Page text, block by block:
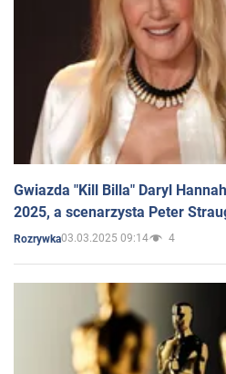
Gwiazda "Kill Billa" Daryl
2025, a scenarzysta Peter
Rozrywka03.03.2025 09:14 4